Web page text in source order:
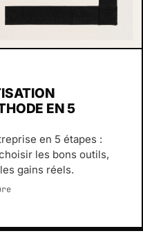
EN 5
en 5 étapes :
les bons outils,
gains réels.